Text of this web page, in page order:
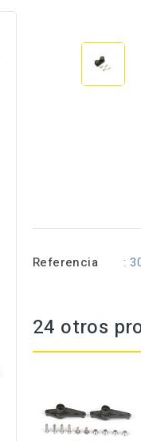
Referencia :
24 otros